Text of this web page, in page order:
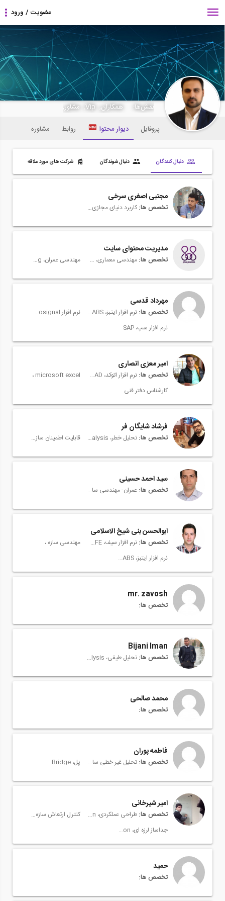
m.yazdani
نقش‌ها:
همکاران, Vip, مشاور,
پروفایل
دیوار محتوا روابط مشاوره
دنبال کنندگان دنبال شوندگان شرکت های مورد علاقه
مجتبی اصغری سرخی
تخصص ها: کاربرد دنیای مجازی در صنعت ساختمان
مدیریت محتوای سایت
تخصص ها: مهندسی معماری، Architectural Engineering مهندسی عمران، Civil Engineering
مهرداد قدسی
تخصص ها: نرم افزار ایتبز، ETABS
نرم افزار Seismosignal
نرم افزار سپ، SAP
امیر معزی انصاری
تخصص ها: نرم افزار اتوکد، AutoCAD
microsoft excel
کارشناس دفتر فنی
فرشاد شایگان فر
تخصص ها: تحلیل خطر، Risk Analysis قابلیت اطمینان سازه ها
سید احمد حسینی
تخصص ها: عمران- مهندسی سازه، Structural Engineering
ابوالحسن بنی شیخ الاسلامی
تخصص ها: نرم افزار سیف، SAFE
مهندسی سازه
نرم افزار ایتبز، ETABS
mr. zavosh
تخصص ها:
Bijani Iman
تخصص ها: تحلیل طیفی، Spectral Analysis
محمد صالحی
تخصص ها:
فاطمه پوران
تخصص ها: تحلیل غیر خطی سازه، Nonlinear Structural Analysis پل، Bridge
امیر شیرخانی
تخصص ها: طراحی عملکردی، Performance Based Seismic Design
کنترل ارتعاش سازه، Structural vibration control
جداساز لرزه ای، Seismic Isolation
حمید
تخصص ها: